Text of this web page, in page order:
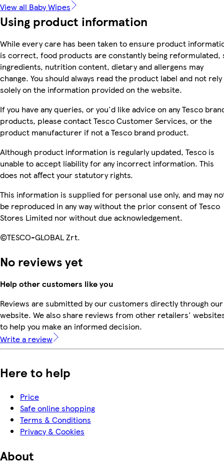
View all Baby Wipes
Using product information
While every care has been taken to ensure product
is correct, food products are constantly being reformulated,
ingredients, nutrition content, dietary and allergens may
change. You should always read the product label and not rely
solely on the information provided on the website.
If you have any queries, or you'd like advice on any Tesco
products, please contact Tesco Customer Services, or the
product manufacturer if not a Tesco brand product.
Although product information is regularly updated, Tesco is
unable to accept liability for any incorrect information. This
does not affect your statutory rights.
This information is supplied for personal use only, and may
be reproduced in any way without the prior consent of Tesco
Stores Limited nor without due acknowledgement.
©TESCO-GLOBAL Zrt.
No reviews yet
Help other customers like you
Reviews are submitted by our customers directly through our
website. We also share reviews from other retailers'
to help you make an informed decision.
Write a review
Here to help
Price
Safe online shopping
Terms & Conditions
Privacy & Cookies
About